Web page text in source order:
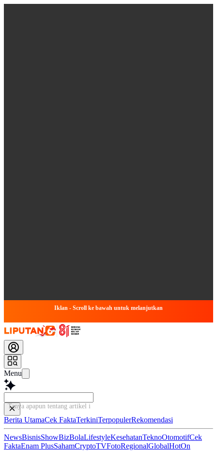
Iklan - Scroll ke bawah untuk melanjutkan
Menu
Tanya apapun tentang artikel ini...
Berita UtamaCek FaktaTerkiniTerpopulerRekomendasi
NewsBisnisShowBizBolaLifestyleKesehatanTeknoOtomotifCek
FaktaEnam PlusSahamCryptoTVFotoRegionalGlobalHotOn